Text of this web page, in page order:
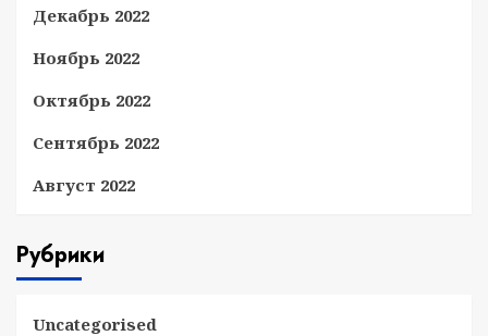
Декабрь 2022
Ноябрь 2022
Октябрь 2022
Сентябрь 2022
Август 2022
Рубрики
Uncategorised